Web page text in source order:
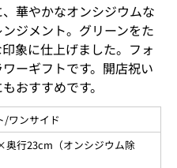
華やかなオンシジウムな
ジメント。グリーンをた
象に仕上げました。フォ
ーギフトです。開店祝い
おすすめです。
/ワンサイド
行23cm（オンシジウム除